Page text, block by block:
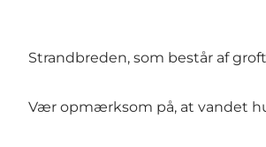
Strandbreden, som består af
Vær opmærksom på, at vandet